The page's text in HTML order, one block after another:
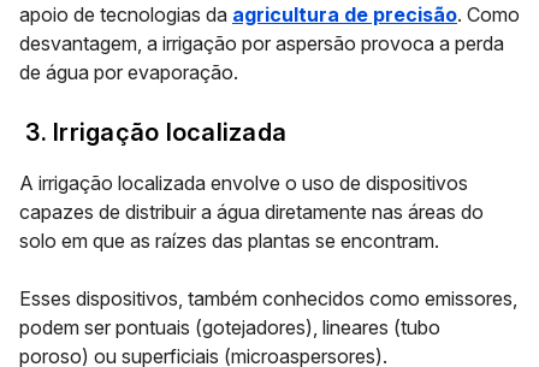
apoio de tecnologias da agricultura de precisão. Como
desvantagem, a irrigação por aspersão provoca a perda
de água por evaporação.
3. Irrigação localizada
A irrigação localizada envolve o uso de dispositivos
capazes de distribuir a água diretamente nas áreas do
solo em que as raízes das plantas se encontram.
Esses dispositivos, também conhecidos como emissores,
podem ser pontuais (gotejadores) lineares (tubo
poroso) ou superficiais (microaspersores).